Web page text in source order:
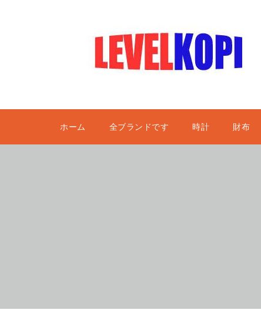
ホーム 全ブランドです 時計 財布